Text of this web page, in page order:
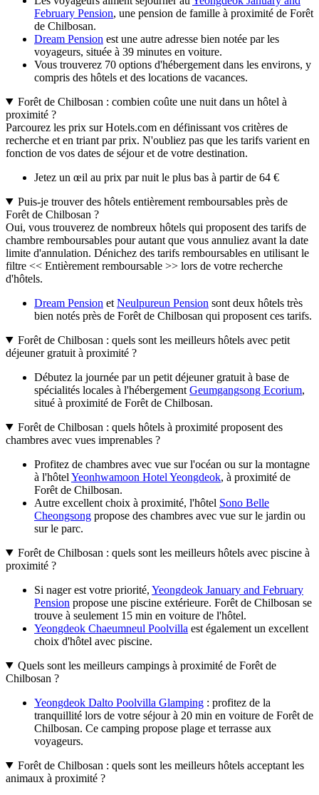
February Pension, une pension de famille à proximité de Forêt
de Chilbosan.
Dream Pension est une autre adresse bien notée par les
voyageurs, située à 39 minutes en voiture.
Vous trouverez 70 options d'hébergement dans les environs, y
compris des hôtels et des locations de vacances.
Forêt de Chilbosan : combien coûte une nuit dans un hôtel à
proximité ?
Parcourez les prix sur Hotels.com en définissant vos critères de
recherche et en triant par prix. N'oubliez pas que les tarifs varient en
fonction de vos dates de séjour et de votre destination.
Jetez un œil au prix par nuit le plus bas à partir de 64 €
Puis-je trouver des hôtels entièrement remboursables près de
Forêt de Chilbosan ?
Oui, vous trouverez de nombreux hôtels qui proposent des tarifs de
chambre remboursables pour autant que vous annuliez avant la date
limite d'annulation. Dénichez des tarifs remboursables en utilisant le
filtre << Entièrement remboursable >> lors de votre recherche
d'hôtels.
Dream Pension et Neulpureun Pension sont deux hôtels très
bien notés près de Forêt de Chilbosan qui proposent ces tarifs.
Forêt de Chilbosan : quels sont les meilleurs hôtels avec petit
déjeuner gratuit à proximité ?
Débutez la journée par un petit déjeuner gratuit à base de
spécialités locales à l'hébergement Geumgangsong Ecorium,
situé à proximité de Forêt de Chilbosan.
Forêt de Chilbosan : quels hôtels à proximité proposent des
chambres avec vues imprenables ?
Profitez de chambres avec vue sur l'océan ou sur la montagne
à l'hôtel Yeonhwamoon Hotel Yeongdeok, à proximité de
Forêt de Chilbosan.
Autre excellent choix à proximité, l'hôtel Sono Belle
Cheongsong propose des chambres avec vue sur le jardin ou
sur le parc.
Forêt de Chilbosan : quels sont les meilleurs hôtels avec piscine à
proximité ?
Si nager est votre priorité, Yeongdeok January and February
Pension propose une piscine extérieure. Forêt de Chilbosan se
trouve à seulement 15 min en voiture de l'hôtel.
Yeongdeok Chaeumneul Poolvilla est également un excellent
choix d'hôtel avec piscine.
Quels sont les meilleurs campings à proximité de Forêt de
Chilbosan ?
Yeongdeok Dalto Poolvilla Glamping : profitez de la
tranquillité lors de votre séjour à 20 min en voiture de Forêt de
Chilbosan. Ce camping propose plage et terrasse aux
voyageurs.
Forêt de Chilbosan : quels sont les meilleurs hôtels acceptant les
animaux à proximité ?